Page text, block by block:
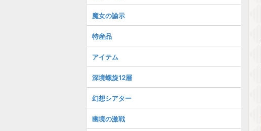
魔女の諭示
特産品
アイテム
深境螺旋12層
幻想シアター
幽境の激戦